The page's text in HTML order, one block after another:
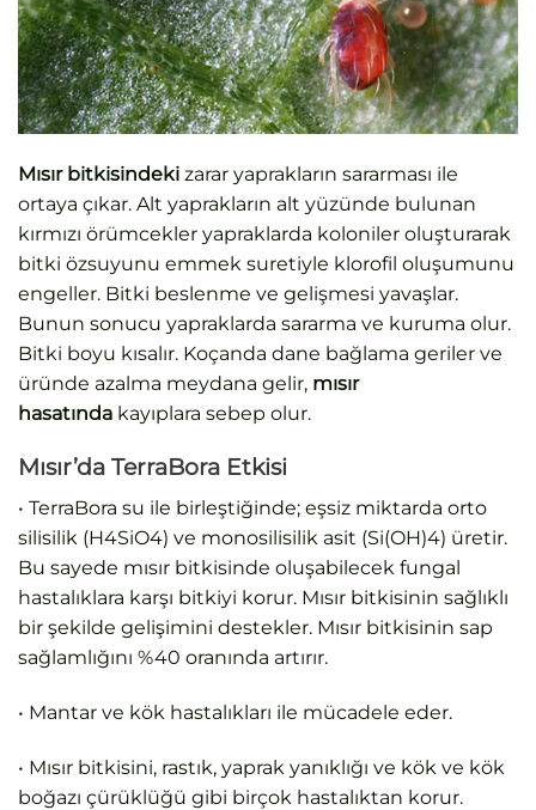
Mısır bitkisindeki zarar yaprakların sararması ile
ortaya çıkar. Alt yaprakların alt yüzünde bulunan
kırmızı örümcekler yapraklarda koloniler oluşturarak
bitki özsuyunu emmek suretiyle klorofil oluşumunu
engeller. Bitki beslenme ve gelişmesi yavaşlar.
Bunun sonucu yapraklarda sararma ve kuruma olur.
Bitki boyu kısalır. Koçanda dane bağlama geriler ve
üründe azalma meydana gelir, mısır
hasatında kayıplara sebep olur.
Mısır’da TerraBora Etkisi
• TerraBora su ile birleştiğinde; eşsiz miktarda orto
silisilik (H4SiO4) ve monosilisilik asit (Si(OH)4) üretir.
Bu sayede mısır bitkisinde oluşabilecek fungal
hastalıklara karşı bitkiyi korur. Mısır bitkisinin sağlıklı
bir şekilde gelişimini destekler. Mısır bitkisinin sap
sağlamlığını %40 oranında artırır.
• Mantar ve kök hastalıkları ile mücadele eder.
• Mısır bitkisini, rastık, yaprak yanıklığı ve kök ve kök
boğazı çürüklüğü gibi birçok hastalıktan korur.